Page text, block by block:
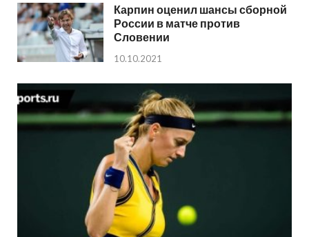
Карпин оценил шансы сборной
России в матче против
Словении
10.10.2021